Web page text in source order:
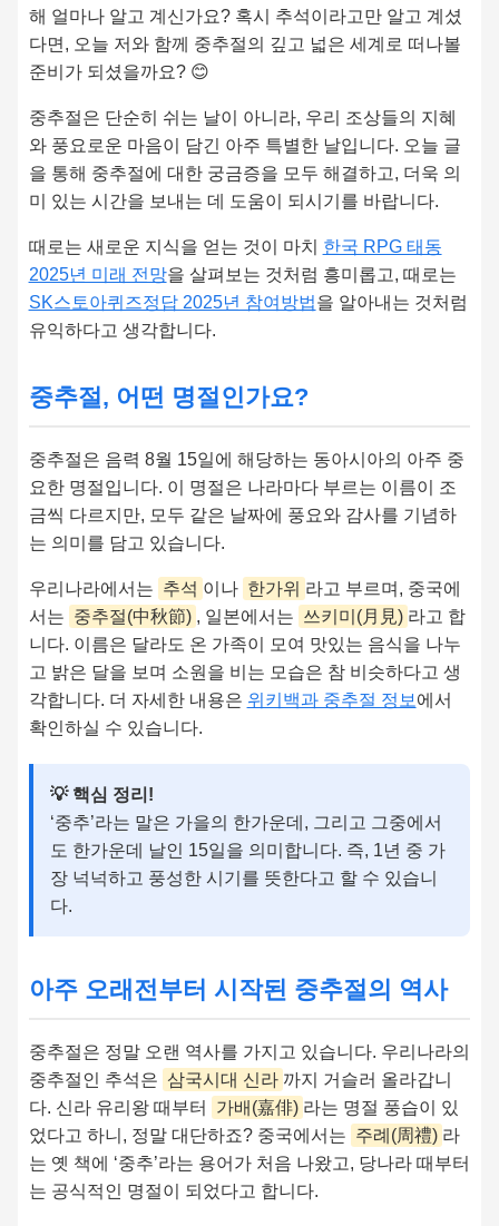
해 얼마나 알고 계신가요? 혹시 추석이라고만 알고 계셨
다면, 오늘 저와 함께 중추절의 깊고 넓은 세계로 떠나볼
준비가 되셨을까요? 😊
중추절은 단순히 쉬는 날이 아니라, 우리 조상들의 지혜
와 풍요로운 마음이 담긴 아주 특별한 날입니다. 오늘 글
을 통해 중추절에 대한 궁금증을 모두 해결하고, 더욱 의
미 있는 시간을 보내는 데 도움이 되시기를 바랍니다.
때로는 새로운 지식을 얻는 것이 마치 한국 RPG 태동
2025년 미래 전망을 살펴보는 것처럼 흥미롭고, 때로는
SK스토아퀴즈정답 2025년 참여방법을 알아내는 것처럼
유익하다고 생각합니다.
중추절, 어떤 명절인가요?
중추절은 음력 8월 15일에 해당하는 동아시아의 아주 중
요한 명절입니다. 이 명절은 나라마다 부르는 이름이 조
금씩 다르지만, 모두 같은 날짜에 풍요와 감사를 기념하
는 의미를 담고 있습니다.
우리나라에서는 추석 이나 한가위 라고 부르며, 중국에
서는 중추절(中秋節) , 일본에서는 쓰키미(月見) 라고 합
니다. 이름은 달라도 온 가족이 모여 맛있는 음식을 나누
고 밝은 달을 보며 소원을 비는 모습은 참 비슷하다고 생
각합니다. 더 자세한 내용은 위키백과 중추절 정보 에서
확인하실 수 있습니다.
💡 핵심 정리!
‘중추’라는 말은 가을의 한가운데, 그리고 그중에서
도 한가운데 날인 15일을 의미합니다. 즉, 1년 중 가
장 넉넉하고 풍성한 시기를 뜻한다고 할 수 있습니
다.
아주 오래전부터 시작된 중추절의 역사
중추절은 정말 오랜 역사를 가지고 있습니다. 우리나라의
중추절인 추석은 삼국시대 신라 까지 거슬러 올라갑니
다. 신라 유리왕 때부터
가배(嘉俳) 라는 명절 풍습이 있
었다고 하니, 정말 대단하죠? 중국에서는 주례(周禮) 라
는 옛 책에 ‘중추’라는 용어가 처음 나왔고, 당나라 때부터
는 공식적인 명절이 되었다고 합니다.